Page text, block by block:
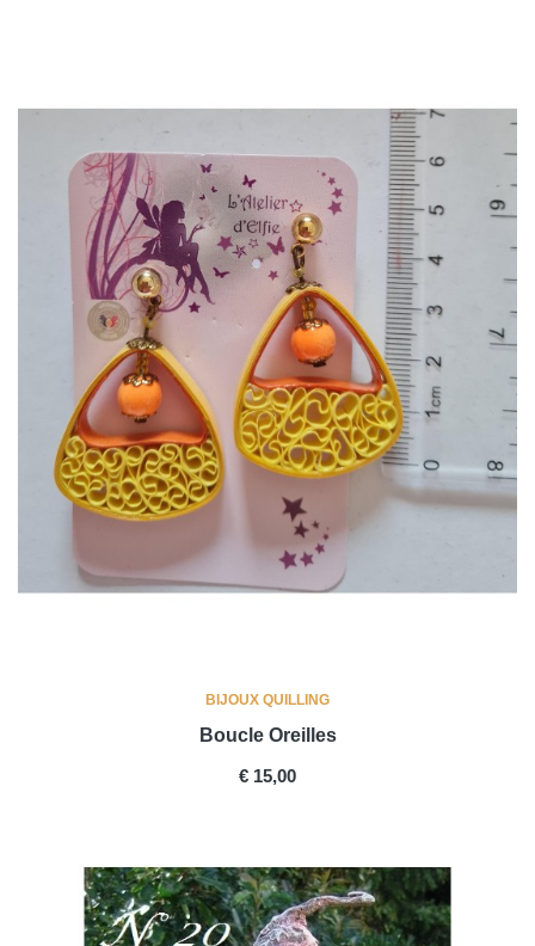
BIJOUX QUILLING
Boucle Oreilles
PRICE
€ 15,00